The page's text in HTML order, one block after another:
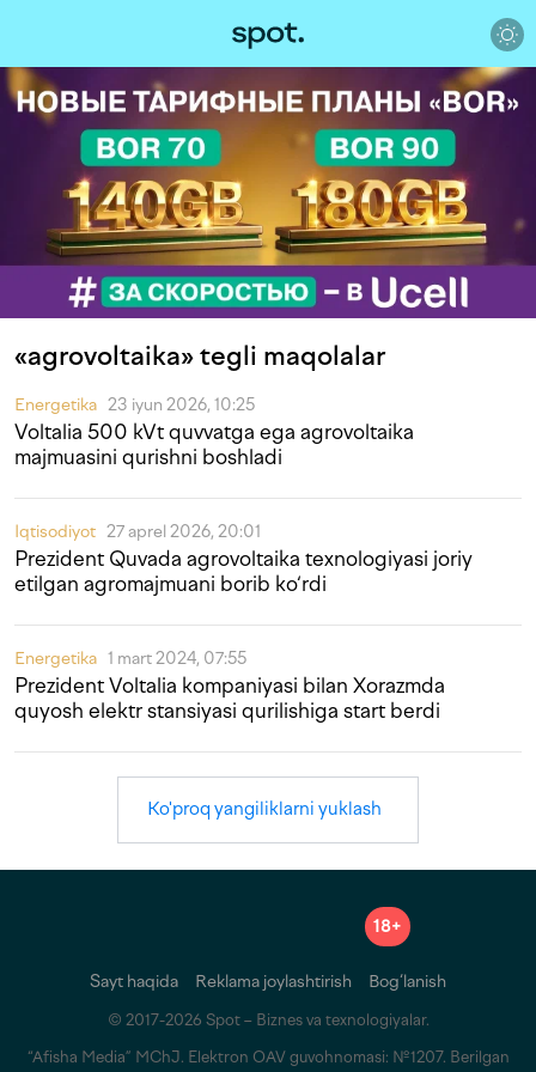
«agrovoltaika» tegli maqolalar
Energetika 23 iyun 2026, 10:25
Voltalia 500 kVt quvvatga ega agrovoltaika
majmuasini qurishni boshladi
Iqtisodiyot 27 aprel 2026, 20:01
Prezident Quvada agrovoltaika texnologiyasi joriy
etilgan agromajmuani borib ko‘rdi
Energetika 1 mart 2024, 07:55
Prezident Voltalia kompaniyasi bilan Xorazmda
quyosh elektr stansiyasi qurilishiga start berdi
Ko'proq yangiliklarni yuklash
18+
Sayt haqida Reklama joylashtirish Bog‘lanish
© 2017-2026 Spot – Biznes va texnologiyalar.
“Afisha Media” MChJ. Elektron OAV guvohnomasi: №1207. Berilgan